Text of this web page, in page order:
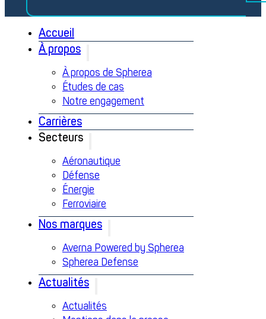
Accueil
À propos
À propos de Spherea
Études de cas
Notre engagement
Carrières
Secteurs
Aéronautique
Défense
Énergie
Ferroviaire
Nos marques
Averna Powered by Spherea
Spherea Defense
Actualités
Actualités